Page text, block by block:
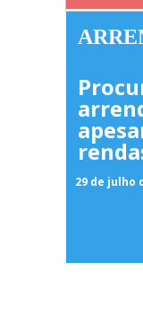
29 de julho